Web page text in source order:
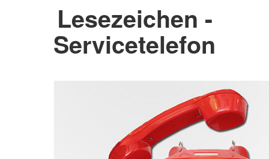
Lesezeichen -
Servicetelefon